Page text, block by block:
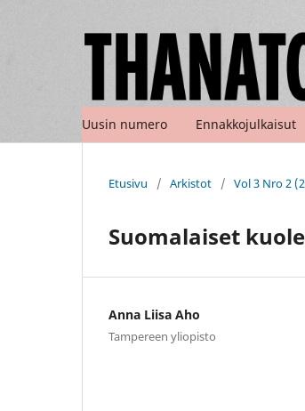
Uusin numero Ennakkojulkaisut
Etusivu / Arkistot / Vol 3 Nro 2
Suomalaiset
Anna Liisa Aho
Tampereen yliopisto